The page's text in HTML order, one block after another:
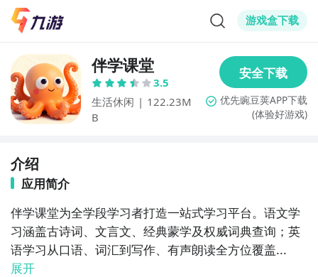
游戏盒下载
伴学课堂
3.5
生活休闲 | 122.23M
B
(体验好游戏)
介绍
应用简介
伴学课堂为全学段学习者打造一站式学习平台。语文学
习涵盖古诗词、文言文、经典蒙学及权威词典查询；英
语学习从口语、词汇到写作、有声朗读全方位覆盖...
展开